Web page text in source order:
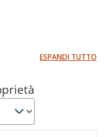
ESPANDI TUTTO